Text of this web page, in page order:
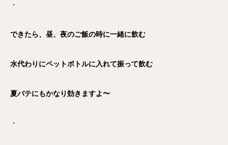
・
できたら、昼、夜のご飯の時に一緒に飲む
水代わりにペットボトルに入れて振って飲む
夏バテにもかなり効きますよ〜
・